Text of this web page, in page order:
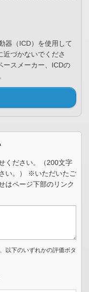
器（ICD）を使用して
近づかないでくださ
ースメーカー、ICDの
ください。（200文字
い。） ※いただいたご
はページ下部のリンク
以下のいずれかの評価ボタ